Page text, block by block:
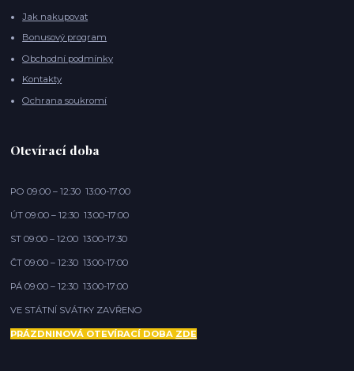
Jak nakupovat
Bonusový program
Obchodní podmínky
Kontakty
Ochrana soukromí
Otevírací doba
PO 09:00 – 12:30 13:00-17:00
ÚT 09:00 – 12:30 13:00-17:00
ST 09:00 – 12:00 13:00-17:30
ČT 09:00 – 12:30 13:00-17:00
PÁ 09:00 – 12:30 13:00-17:00
VE STÁTNÍ SVÁTKY ZAVŘENO
PRÁZDNINOVÁ OTEVÍRACÍ DOBA ZDE